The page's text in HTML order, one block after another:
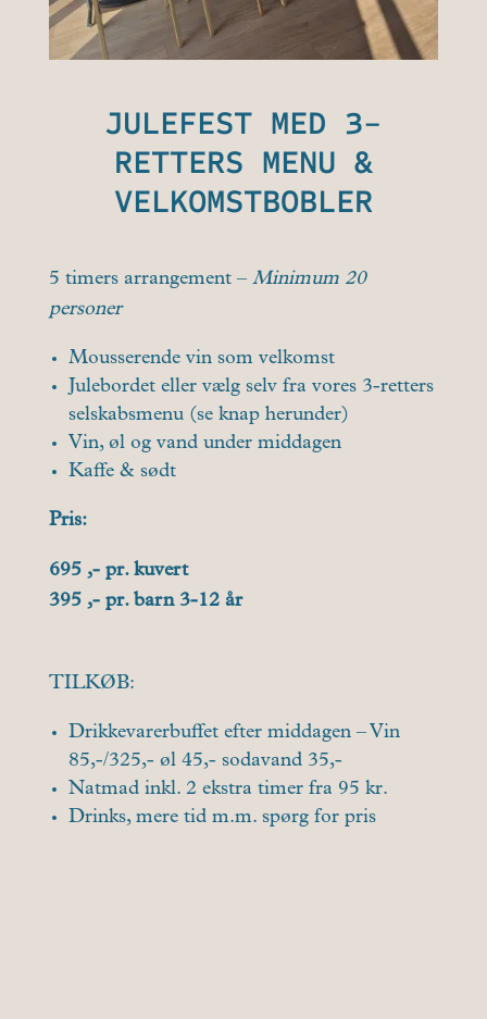
JULEFEST MED 3-
RETTERS MENU &
VELKOMSTBOBLER
5 timers arrangement – Minimum 20
personer
Mousserende vin som velkomst
Julebordet eller vælg selv fra vores 3-retters
selskabsmenu (se knap herunder)
Vin, øl og vand under middagen
Kaffe & sødt
Pris:
695 ,- pr. kuvert
395 ,- pr. barn 3-12 år
TILKØB:
Drikkevarerbuffet efter middagen – Vin
85,-/325,- øl 45,- sodavand 35,-
Natmad inkl. 2 ekstra timer fra 95 kr.
Drinks, mere tid m.m. spørg for pris